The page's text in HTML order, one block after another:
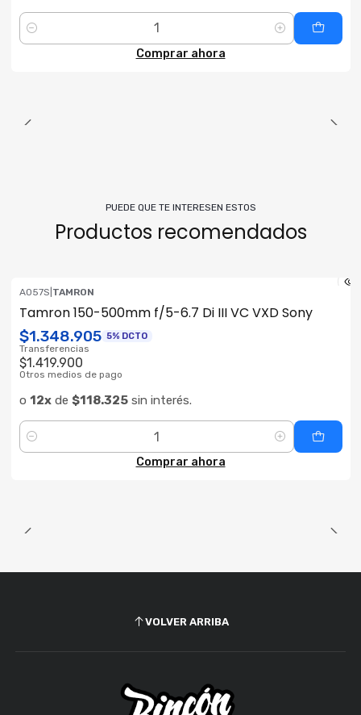
Cantidad
Comprar ahora
PUEDE QUE TE INTERESEN ESTOS
Productos recomendados
A057S TAMRON
Tamron 150-500mm f/5-6.7 Di III VC VXD Sony
$1.348.905 5% DCTO
Transferencias
$1.419.900
Otros medios de pago
o 12xde $118.325sin interés.
Cantidad
Comprar ahora
VOLVER ARRIBA